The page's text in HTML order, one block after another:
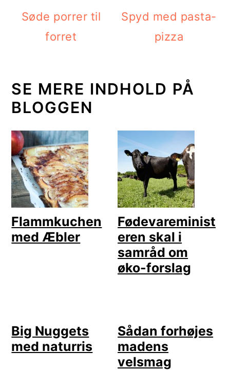
Søde porrer til
forret
Spyd med pasta-
pizza
SE MERE INDHOLD PÅ
BLOGGEN
Flammkuchen
med Æbler
Fødevareminist
eren skal i
samråd om
øko-forslag
Big Nuggets
med naturris
Sådan forhøjes
madens
velsmag